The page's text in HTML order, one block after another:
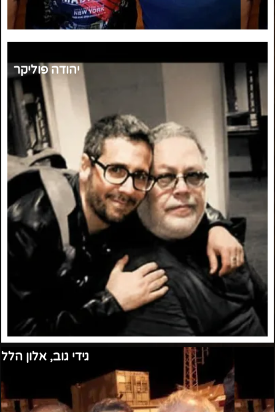
יהודה פוליקר
גידי גוב, אלון הלל